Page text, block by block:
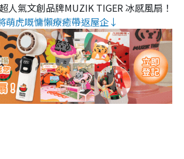
人氣文創品牌MUZIK TIGER 冰感風扇！
萌虎嘅慵懶療癒帶返屋企↓